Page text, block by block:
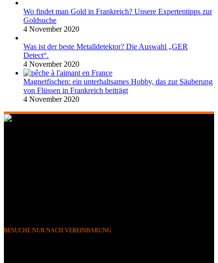
Wo findet man Gold in Frankreich? Unsere Expertentipps zur
Goldsuche
4 November 2020
Was ist der beste Metalldetektor? Die Auswahl „GER
Detect“.
4 November 2020
Magnetfischen: ein unterhaltsames Hobby, das zur Säuberung
von Flüssen in Frankreich beiträgt
4 November 2020
BESUCHE NUR NACH VEREINBARUNG